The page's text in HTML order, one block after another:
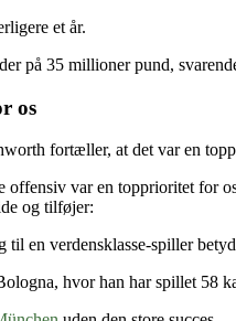
et år.
på 35 millioner pund,
os
fortæller, at det var en
var en topprioritet for
og tilføjer:
en verdensklasse-spiller
hvor han har spillet 58